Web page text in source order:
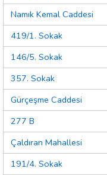
Namık Kemal Caddesi
419/1. Sokak
146/5. Sokak
357. Sokak
Gürçeşme Caddesi
277 B
Çaldıran Mahallesi
191/4. Sokak